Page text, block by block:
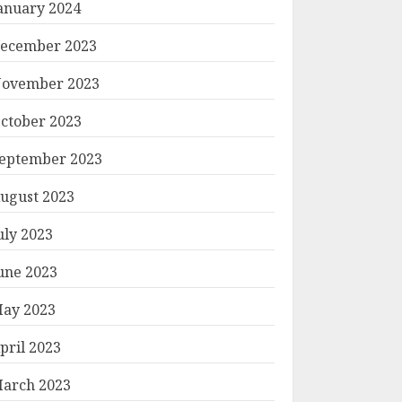
2024
2023
2023
2023
2023
2023
2023
2023
2023
2023
2023